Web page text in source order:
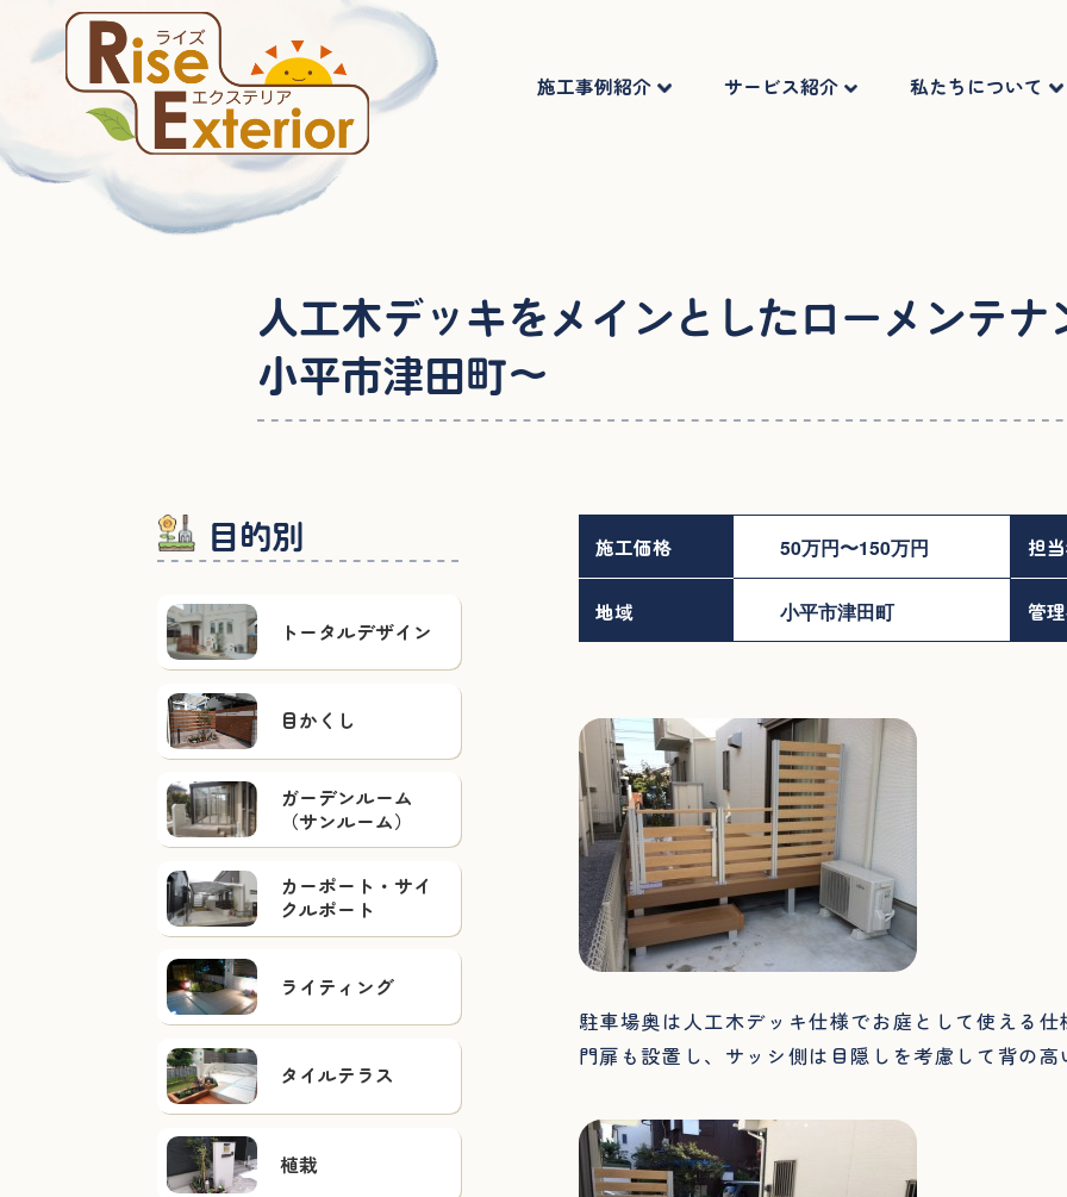
施工事例紹介 サービス紹介 私たちについて
人工木デッキをメインとしたローメンテ
小平市津田町～
施工価格 50万円〜150万円
地域 小平市津田町
担
管
駐車場奥は人工木デッキ仕様でお庭として使える仕
門扉も設置し、サッシ側は目隠しを考慮して背の
目的別
トータルデザイン
目かくし
ガーデンルーム
（サンルーム）
カーポート・サイ
クルポート
ライティング
タイルテラス
植栽